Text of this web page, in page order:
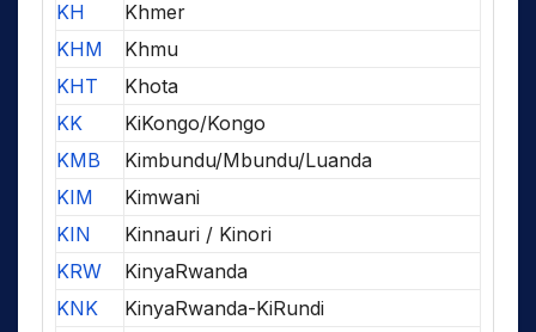
KH
Khmer
KHM
Khmu
KHT
Khota
KK
KiKongo/Kongo
KMB
Kimbundu/Mbundu/Luanda
KIM
Kimwani
KIN
Kinnauri / Kinori
KRW
KinyaRwanda
KNK
KinyaRwanda-KiRundi